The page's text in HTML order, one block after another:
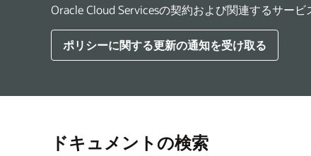
Oracle Cloud Servicesの契約および関連するサー
ポリシーに関する更新の通知を受け取る
ドキュメントの検索